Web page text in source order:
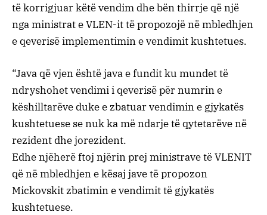
të korrigjuar këtë vendim dhe bën thirrje që një
nga ministrat e VLEN-it të propozojë në mbledhjen
e qeverisë implementimin e vendimit kushtetues.
“Java që vjen është java e fundit ku mundet të
ndryshohet vendimi i qeverisë për numrin e
këshilltarëve duke e zbatuar vendimin e gjykatës
kushtetuese se nuk ka më ndarje të qytetarëve në
rezident dhe jorezident.
Edhe njëherë ftoj njërin prej ministrave të VLENIT
që në mbledhjen e kësaj jave të propozon
Mickovskit zbatimin e vendimit të gjykatës
kushtetuese.